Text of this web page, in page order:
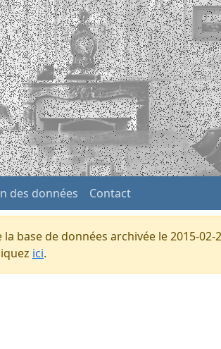
des données Contact
base de données archivée le 2015-02-
ici.